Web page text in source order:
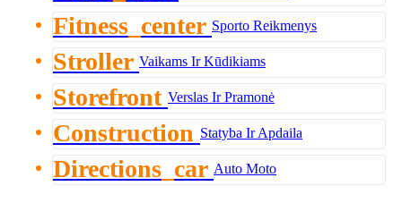
Fitness_center Sporto Reikmenys
Stroller Vaikams Ir Kūdikiams
Storefront Verslas Ir Pramonė
Construction Statyba Ir Apdaila
Directions_car Auto Moto